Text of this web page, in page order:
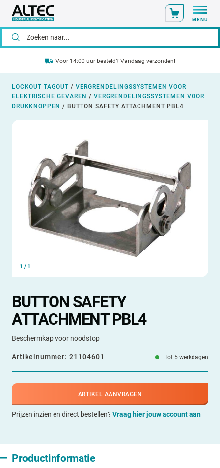
MENU
Voor 14:00 uur besteld? Vandaag verzonden!
LOCKOUT TAGOUT / VERGRENDELINGSSYSTEMEN VOOR
ELEKTRISCHE GEVAREN / VERGRENDELINGSSYSTEMEN VOOR
DRUKKNOPPEN / BUTTON SAFETY ATTACHMENT PBL4
1 / 1
BUTTON SAFETY
ATTACHMENT PBL4
Beschermkap voor noodstop
Artikelnummer: 21104601 Tot 5 werkdagen
ARTIKEL AANVRAGEN
Prijzen inzien en direct bestellen? Vraag hier jouw account aan
Productinformatie